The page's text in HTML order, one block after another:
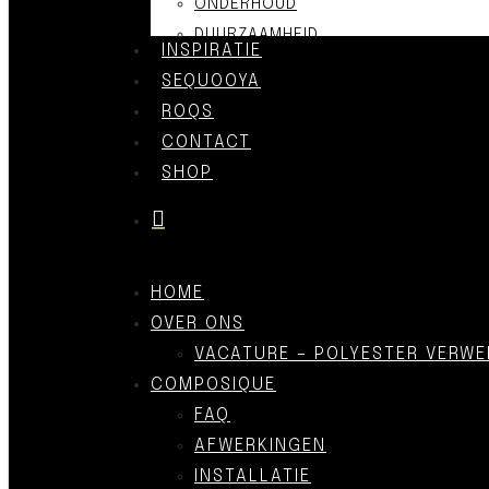
ONDERHOUD
DUURZAAMHEID
INSPIRATIE
SEQUOOYA
ROQS
CONTACT
SHOP
HOME
OVER ONS
VACATURE – POLYESTER
COMPOSIQUE
FAQ
AFWERKINGEN
INSTALLATIE